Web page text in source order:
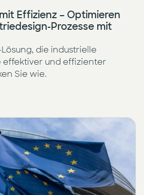
Effizienz – Optimieren
Prozesse mit
die industrielle
effektiver und effizienter
Sie wie.